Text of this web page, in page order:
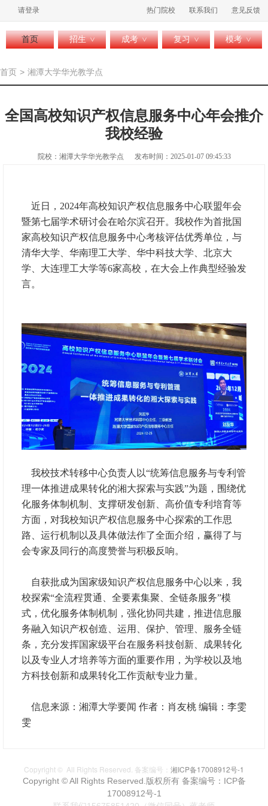
请登录 热门院校 联系我们 意见反馈
首页 招生 > 成考 > 复习 > 模考 >
首页 > 湘潭大学华光教学点
全国高校知识产权信息服务中心年会推介
我校经验
院校：湘潭大学华光教学点 发布时间：2025-01-07 09:45:33
近日，2024年高校知识产权信息服务中心联盟年会
暨第七届学术研讨会在哈尔滨召开。我校作为首批国
家高校知识产权信息服务中心考核评估优秀单位，与
清华大学、华南理工大学、华中科技大学、北京大
学、大连理工大学等6家高校，在大会上作典型经验发
言。
我校技术转移中心负责人以“统筹信息服务与专利管
理一体推进成果转化的湘大探索与实践”为题，围绕优
化服务体制机制、支撑研发创新、高价值专利培育等
方面，对我校知识产权信息服务中心探索的工作思
路、运行机制以及具体做法作了全面介绍，赢得了与
会专家及同行的高度赞誉与积极反响。
自获批成为国家级知识产权信息服务中心以来，我
校探索“全流程贯通、全要素集聚、全链条服务”模
式，优化服务体制机制，强化协同共建，推进信息服
务融入知识产权创造、运用、保护、管理、服务全链
条，充分发挥国家级平台在服务科技创新、成果转化
以及专业人才培养等方面的重要作用，为学校以及地
方科技创新和成果转化工作贡献专业力量。
信息来源：湘潭大学要闻 作者：肖友桃 编辑：李雯
雯
Copyright © All Rights Reserved. 备案编号： 湘ICP备17008912号-1
Copyright © All Rights Reserved.版权所有 备案编号：ICP备
17008912号-1